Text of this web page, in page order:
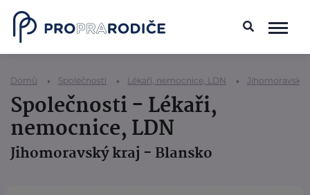
Domů Společnosti Lékaři, nemocnice, LDN Jihomoravský
Společnosti - Lékaři,
nemocnice, LDN
Jihomoravský kraj - Blansko